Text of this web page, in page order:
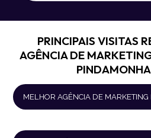
PRINCIPAIS VISITAS
AGÊNCIA DE
MELHOR AGÊNCIA DE